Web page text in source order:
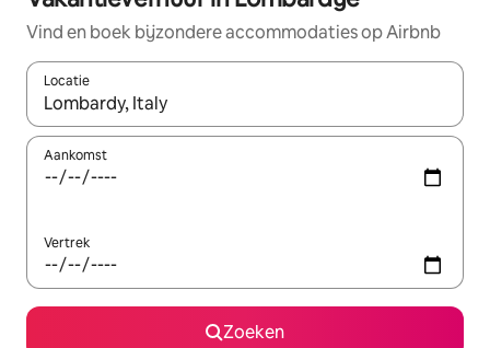
Vind en boek bijzondere accommodaties op Airbnb
Locatie
Wanneer er suggesties beschikbaar zijn, maak je een keuze
Aankomst
Vertrek
Zoeken